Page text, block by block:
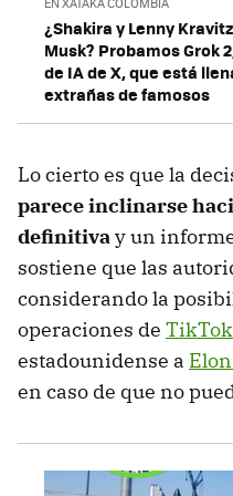
¿Shakira y Lenny
Musk? Probamos Grok
de IA de X, que está
extrañas de famosos
Lo cierto es que la
parece inclinarse
definitivay un
sostiene que las
considerando la
operaciones de TikTok
estadounidense a
en caso de que no